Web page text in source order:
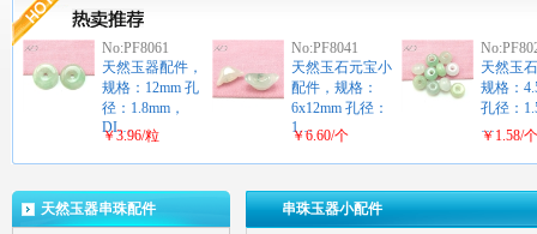
No:PF8061
天然玉器配件，
规格：12mm 孔
径：1.8mm，
DI…
￥3.96/粒
No:PF8041
天然玉石元宝小
配件，规格：
6x12mm 孔径：
1…
￥6.60/个
天然玉
规格：
孔径：
…
￥1.58/个
天然玉器串珠配件 串珠玉器小配件